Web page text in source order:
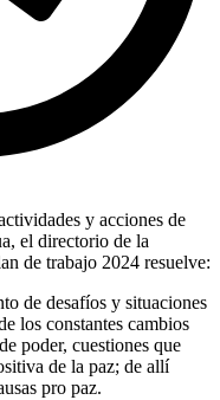
y acciones de
el directorio de la
de trabajo 2024 resuelve:
de desafíos y situaciones
los constantes cambios
poder, cuestiones que
de la paz; de allí
pro paz.